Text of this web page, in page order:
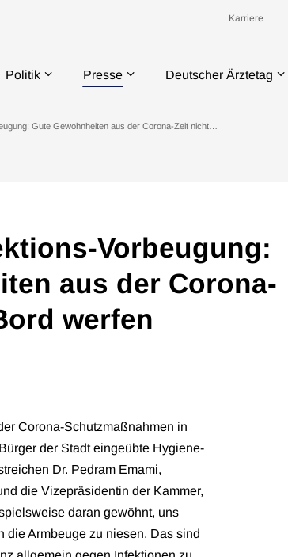
Karriere
Politik Presse Deutscher Ärztetag
Gute Gewohnheiten aus der Corona-Zeit nicht…
Vorbeugung:
aus der Corona-
werfen
Corona-Schutzmaßnahmen in
der Stadt eingeübte Hygiene-
Dr. Pedram Emami,
die Vizepräsidentin der Kammer,
daran gewöhnt, uns
die Armbeuge zu niesen. Das sind